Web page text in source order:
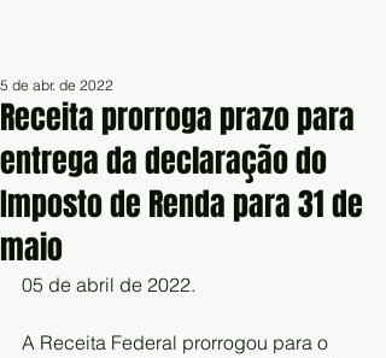
Receita prorroga prazo para
entrega da declaração do
Imposto de Renda para 31 de
maio
5 de abr. de 2022
05 de abril de 2022.
A Receita Federal prorrogou para o